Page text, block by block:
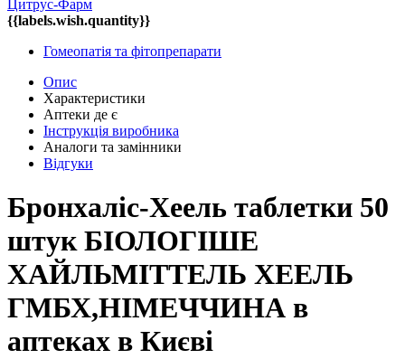
Цитрус-Фарм
{{labels.wish.quantity}}
Гомеопатія та фітопрепарати
Опис
Характеристики
Аптеки де є
Інструкція виробника
Аналоги та замінники
Відгуки
Бронхаліс-Хеель таблетки 50
штук БІОЛОГІШЕ
ХАЙЛЬМІТТЕЛЬ ХЕЕЛЬ
ГМБХ,НІМЕЧЧИНА в
аптеках в Києві